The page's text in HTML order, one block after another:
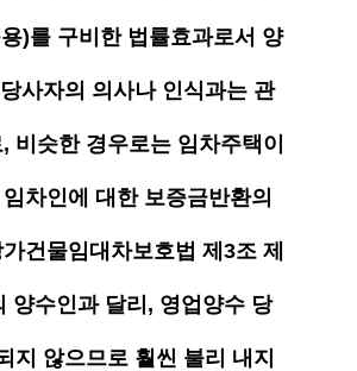
)를 구비한 법률효과로서 양
사자의 의사나 인식과는 관
슷한 경우로는 임차주택이
차인에 대한 보증금반환의
건물임대차보호법 제3조 제
양수인과 달리, 영업양수 당
지 않으므로 훨씬 불리 내지